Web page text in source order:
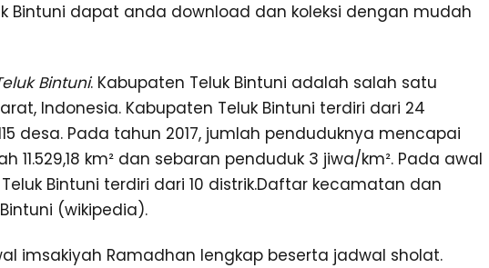
Bintuni dapat anda download dan koleksi dengan mudah
Bintuni. Kabupaten Teluk Bintuni adalah salah satu
Indonesia. Kabupaten Teluk Bintuni terdiri dari 24
desa. Pada tahun 2017, jumlah penduduknya mencapai
11.529,18 km² dan sebaran penduduk 3 jiwa/km². Pada awal
Bintuni terdiri dari 10 distrik.Daftar kecamatan dan
(wikipedia).
imsakiyah Ramadhan lengkap beserta jadwal sholat.